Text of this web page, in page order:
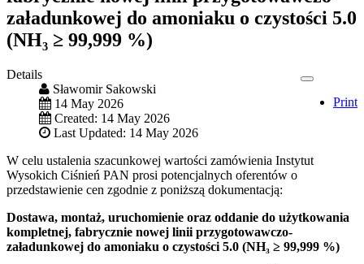
załadunkowej do amoniaku o czystości 5.0
(NH₃ ≥ 99,999 %)
Print
Details
Sławomir Sakowski
14 May 2026
Created: 14 May 2026
Last Updated: 14 May 2026
W celu ustalenia szacunkowej wartości zamówienia Instytut
Wysokich Ciśnień PAN prosi potencjalnych oferentów o
przedstawienie cen zgodnie z poniższą dokumentacją:
Dostawa, montaż, uruchomienie oraz oddanie do użytkowania
kompletnej, fabrycznie nowej linii przygotowawczo-
załadunkowej do amoniaku o czystości 5.0 (NH₃ ≥ 99,999 %)